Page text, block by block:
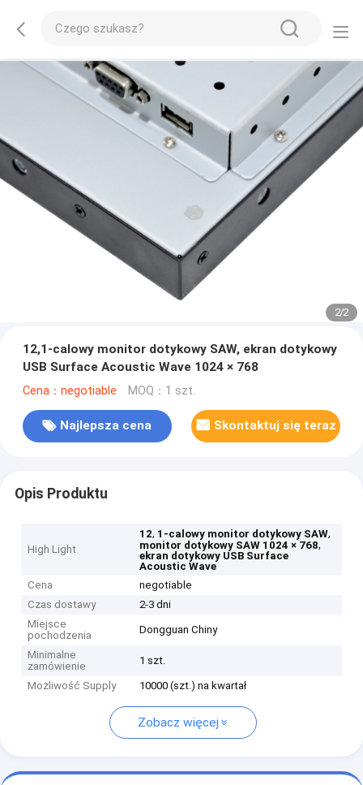
2/2
12,1-calowy monitor dotykowy SAW, ekran dotykowy
USB Surface Acoustic Wave 1024 × 768
Cena：negotiable MOQ：1 szt.
Najlepsza cena Skontaktuj się teraz
Opis Produktu
High Light
12, 1-calowy monitor dotykowy SAW,
monitor dotykowy SAW 1024 × 768,
ekran dotykowy USB Surface
Acoustic Wave
Cena
negotiable
Czas dostawy
2-3 dni
Miejsce
pochodzenia
Dongguan Chiny
Minimalne
zamówienie
1 szt.
Możliwość Supply 10000 (szt.) na kwartał
Zobacz więcej